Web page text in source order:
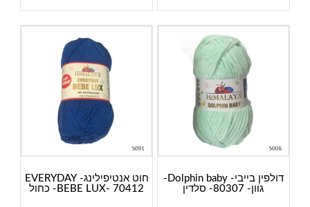
דולפין בייבי- Dolphin baby-
גוון- 80307- סלדין
חוט אנטיפילינג- EVERYDAY
BEBE LUX- 70412- כחול